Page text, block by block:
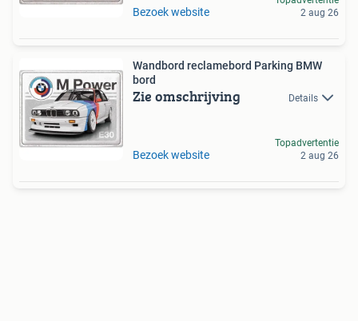
Bezoek website
2 aug 26
Wandbord reclamebord Parking BMW
bord
Zie omschrijving Details
Bezoek website
Topadvertentie
2 aug 26